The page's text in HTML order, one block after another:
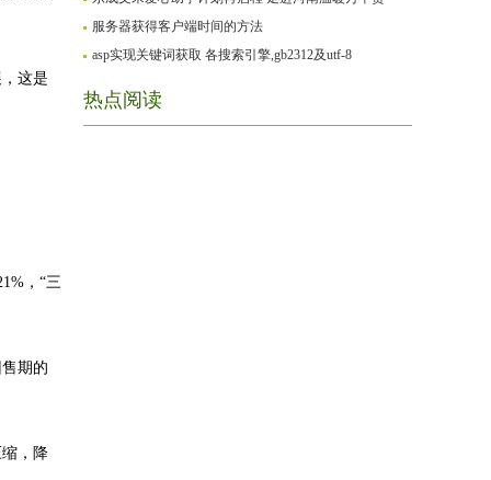
这是
，“三
期的
，降
服务器获得客户端时间的方法
asp实现关键词获取 各搜索引擎,gb2312及utf-8
热点阅读